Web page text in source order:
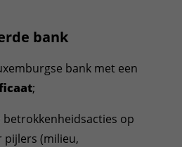
bank
bank met een
;
betrokkenheidsacties op
pijlers (milieu,